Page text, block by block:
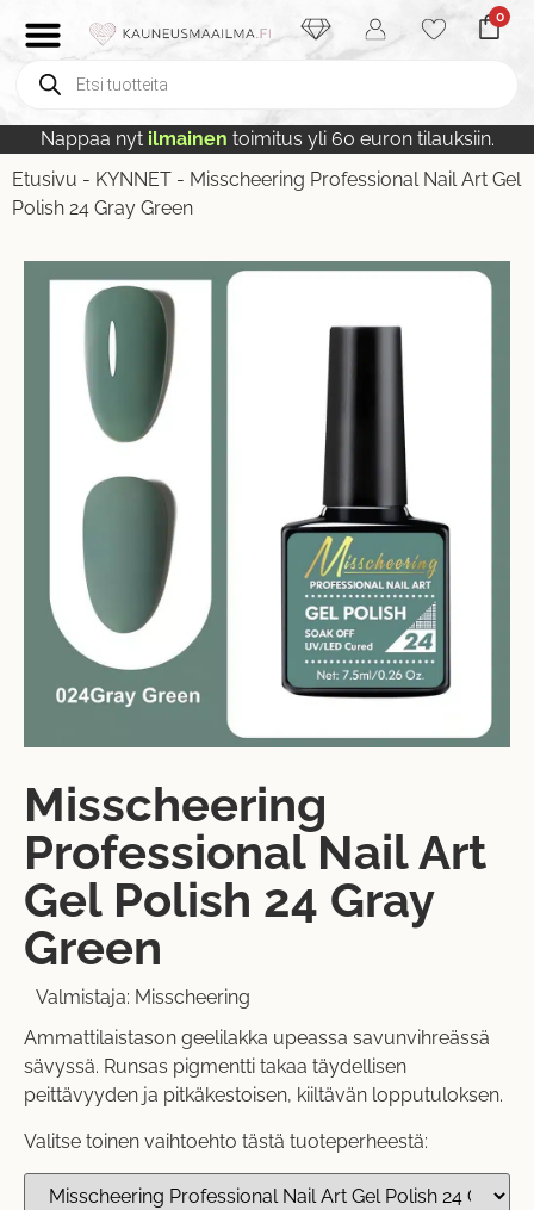
0
Nappaa nyt ilmainen toimitus yli 60 euron tilauksiin.
Etusivu - KYNNET - Misscheering Professional Nail Art Gel
Polish 24 Gray Green
Misscheering
Professional Nail Art
Gel Polish 24 Gray
Green
Valmistaja: Misscheering
Ammattilaistason geelilakka upeassa savunvihreässä
sävyssä. Runsas pigmentti takaa täydellisen
peittävyyden ja pitkäkestoisen, kiiltävän lopputuloksen.
Valitse toinen vaihtoehto tästä tuoteperheestä: